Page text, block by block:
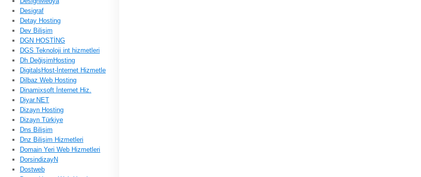
Desigraf
Detay Hosting
Dev Bilişim
DGN HOSTİNG
DGS Teknoloji int hizmetleri
Dh DeğişimHosting
DigitalsHost-İnternet Hizmetle
Dilbaz Web Hosting
Dinamixsoft İnternet Hiz.
Diyar.NET
Dizayn Hosting
Dizayn Türkiye
Dns Bilişim
Dnz Bilişim Hizmetleri
Domain Yeri Web Hizmetleri
DorsindizayN
Dostweb